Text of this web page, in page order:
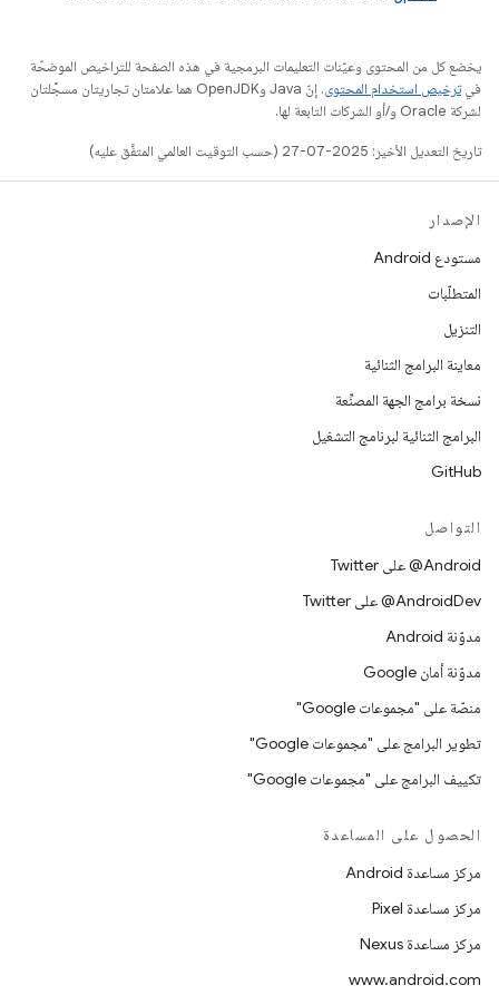
يخضع كل من المحتوى وعيّنات التعليمات البرمجية في هذه الصفحة للتراخيص الموضحّة
فيترخيص استخدام المحتوى
. إنّ Java وOpenJDK هما علامتان تجاريتان مسجَّلتان
لشركة Oracle و/أو الشركات التابعة لها.
تاريخ التعديل الأخير: 2025-07-27 (حسب التوقيت العالمي المتفَّق عليه)
الإصدار
مستودع Android
المتطلّبات
التنزيل
معاينة البرامج الثنائية
نسخة برامج الجهة المصنِّعة
البرامج الثنائية لبرنامج التشغيل
GitHub
التواصل
‎@Android على Twitter
‎@AndroidDev على Twitter
مدوّنة Android
مدوّنة أمان Google
منصّة على "مجموعات Google"
تطوير البرامج على "مجموعات Google"
تكييف البرامج على "مجموعات Google"
الحصول على المساعدة
مركز مساعدة Android
مركز مساعدة Pixel
مركز مساعدة Nexus
www.android.com